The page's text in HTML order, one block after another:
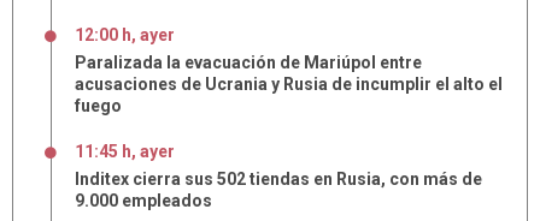
12:00 h, ayer
Paralizada la evacuación de Mariúpol entre
acusaciones de Ucrania y Rusia de incumplir el alto el
fuego
11:45 h, ayer
Inditex cierra sus 502 tiendas en Rusia, con más de
9.000 empleados